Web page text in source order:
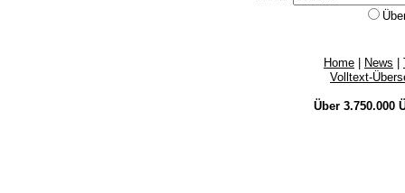
Home News
Volltext-
Über 3.750.000